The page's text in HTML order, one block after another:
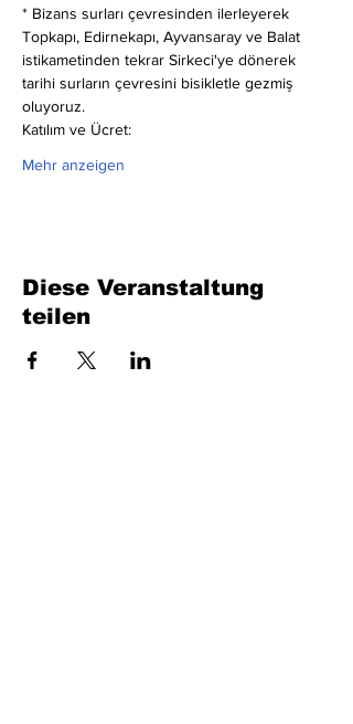
* Bizans surları çevresinden ilerleyerek
Topkapı, Edirnekapı, Ayvansaray ve Balat
istikametinden tekrar Sirkeci'ye dönerek
tarihi surların çevresini bisikletle gezmiş
oluyoruz.
Katılım ve Ücret:
Mehr anzeigen
Diese Veranstaltung
teilen